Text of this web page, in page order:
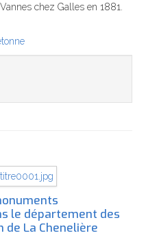
chez Galles en 1881.
le département des
de La Chenelière